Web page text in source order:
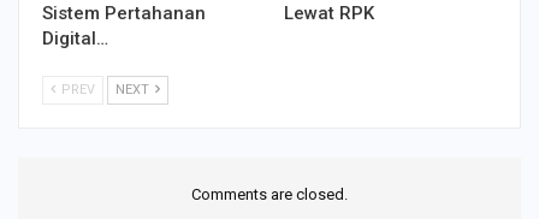
Sistem Pertahanan
Digital…
Lewat RPK
PREV NEXT
Comments are closed.